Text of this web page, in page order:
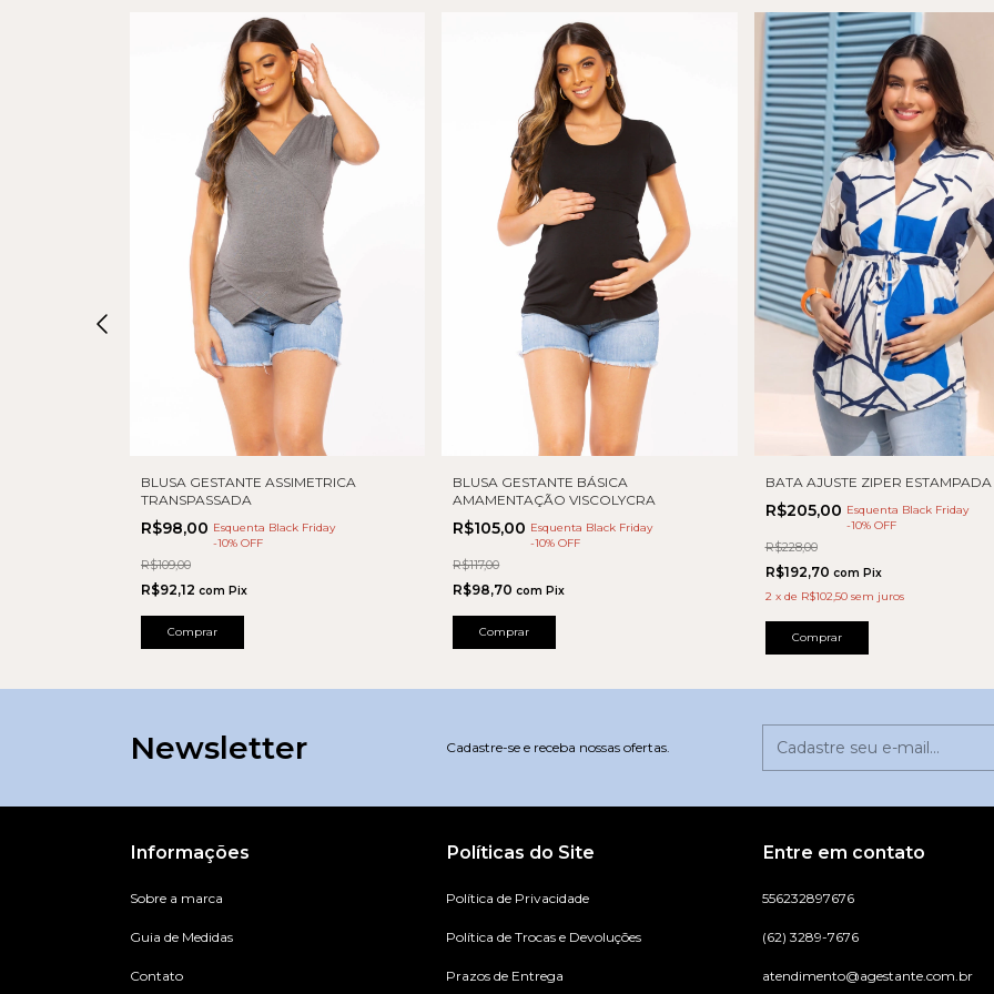
BLUSA GESTANTE ASSIMETRICA
TRANSPASSADA
R$98,00 Esquenta Black Friday
-10% OFF
R$109,00
R$92,12 com Pix
Comprar
BLUSA GESTANTE BÁSICA
AMAMENTAÇÃO VISCOLYCRA
R$105,00 Esquenta Black Friday
-10% OFF
R$117,00
R$98,70com Pix
Comprar
BATA AJUSTE ZIPER ESTAMPADA
R$205,00 Esquenta Black Friday
-10% OFF
R$228,00
R$192,70 com Pix
2 x de R$102,50 sem juros
Comprar
Newsletter Cadastre-se e receba nossas ofertas.
Informações
Sobre a marca
Guia de Medidas
Contato
Políticas do Site
Política de Privacidade
Política de Trocas e Devoluções
Prazos de Entrega
Entre em contato
556232897676
(62) 3289-7676
atendimento@agestante.com.br